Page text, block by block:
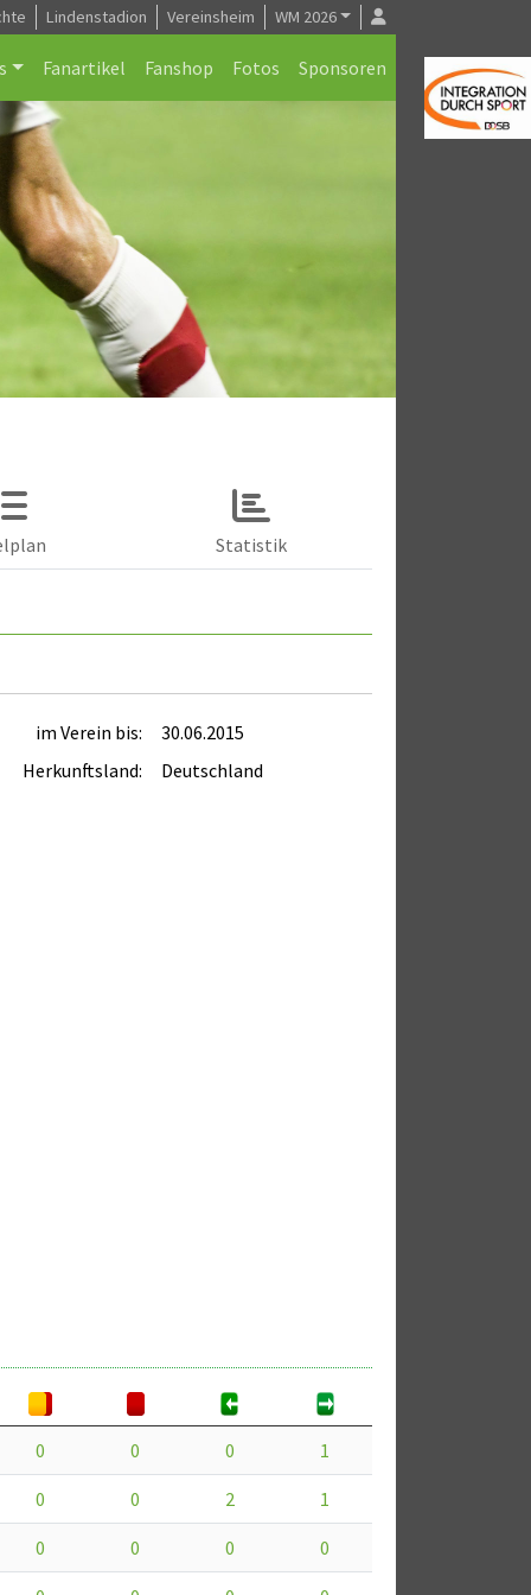
Lindenstadion Vereinsheim WM 2026
Fanartikel Fanshop Fotos Sponsoren
Statistik
im Verein bis:
30.06.2015
Herkunftsland:
Deutschland
0 0 0 1
0 0 2 1
0 0 0 0